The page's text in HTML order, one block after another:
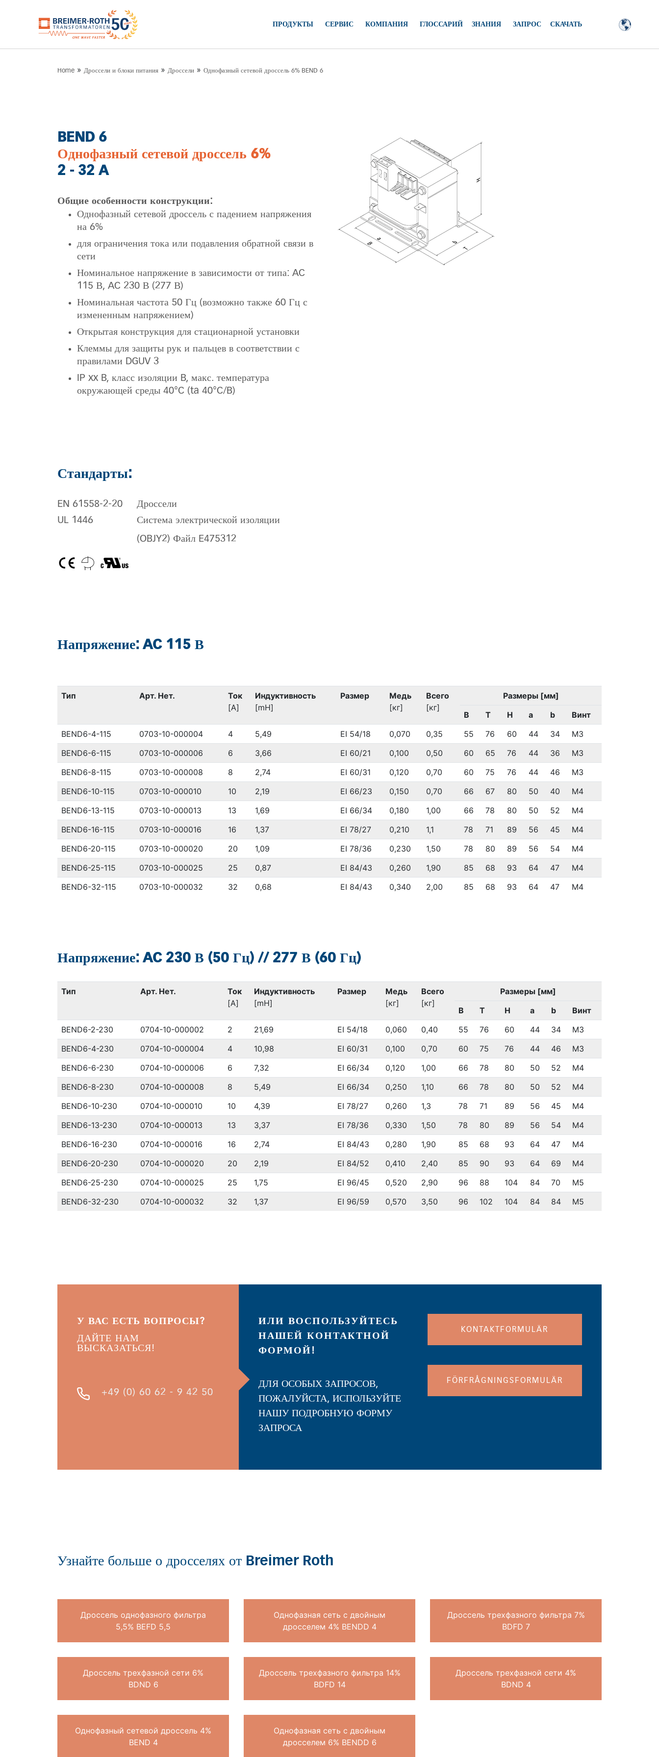
ПРОДУКТЫ СЕРВИС КОМПАНИЯ ГЛОССАРИЙ ЗНАНИЯ ЗАПРОС СКАЧАТЬ
Home » Дроссели и блоки питания » Дроссели » Однофазный сетевой дроссель 6% BEND 6
BEND 6
Однофазный сетевой дроссель 6%
2 - 32 A
Общие особенности конструкции:
Однофазный сетевой дроссель с падением напряжения
на 6%
для ограничения тока или подавления обратной связи в
сети
Номинальное напряжение в зависимости от типа: AC
115 В, AC 230 В (277 В)
Номинальная частота 50 Гц (возможно также 60 Гц с
измененным напряжением)
Открытая конструкция для стационарной установки
Клеммы для защиты рук и пальцев в соответствии с
правилами DGUV 3
IP xx B, класс изоляции B, макс. температура
окружающей среды 40°C (ta 40°C/B)
Стандарты:
EN 61558-2-20
Дроссели
UL 1446
Система электрической изоляции
(OBJY2) Файл E475312
Напряжение: AC 115 В
Тип Арт. Нет.
Ток
[A]
Индуктивность
[mH]
Размер
Медь
[кг]
Всего
[кг]
Размеры [мм]
B
T H a b
Винт
BEND6-4-115
0703-10-000004 4 5,49 EI 54/18 0,070 0,35 55 76 60 44 34
M3
BEND6-6-115
0703-10-000006 6 3,66 EI 60/21 0,100 0,50 60 65 76 44 36
M3
BEND6-8-115
0703-10-000008 8 2,74 EI 60/31 0,120 0,70 60 75 76 44 46
M3
BEND6-10-115
0703-10-000010 10 2,19 EI 66/23 0,150 0,70 66 67 80 50 40
M4
BEND6-13-115
0703-10-000013 13 1,69 EI 66/34 0,180 1,00 66 78 80 50 52
M4
BEND6-16-115
0703-10-000016 16 1,37 EI 78/27 0,210 1,1 78 71 89 56 45
M4
BEND6-20-115
0703-10-000020 20 1,09 EI 78/36 0,230 1,50 78 80 89 56 54
M4
BEND6-25-115
0703-10-000025 25 0,87 EI 84/43 0,260 1,90 85 68 93 64 47
M4
BEND6-32-115
0703-10-000032 32 0,68 EI 84/43 0,340 2,00 85 68 93 64 47 M4
Напряжение: AC 230 В (50 Гц) // 277 В (60 Гц)
Тип Арт. Нет.
Ток
[A]
Индуктивность
[mH]
Размер
Медь
[кг]
Всего
[кг]
Размеры [мм]
B
T H a b
Винт
BEND6-2-230
0704-10-000002 2 21,69 EI 54/18 0,060 0,40 55 76 60 44 34
M3
BEND6-4-230
0704-10-000004 4 10,98 EI 60/31 0,100 0,70 60 75 76 44 46
M3
BEND6-6-230
0704-10-000006 6 7,32 EI 66/34 0,120 1,00 66 78 80 50 52
M4
BEND6-8-230
0704-10-000008 8 5,49 EI 66/34 0,250 1,10 66 78 80 50 52
M4
BEND6-10-230
0704-10-000010 10 4,39 EI 78/27 0,260 1,3 78 71 89 56 45
M4
BEND6-13-230
0704-10-000013 13 3,37 EI 78/36 0,330 1,50 78 80 89 56 54
M4
BEND6-16-230
0704-10-000016 16 2,74 EI 84/43 0,280 1,90 85 68 93 64 47
M4
BEND6-20-230
0704-10-000020 20 2,19 EI 84/52 0,410 2,40 85 90 93 64 69
M4
BEND6-25-230
0704-10-000025 25 1,75 EI 96/45 0,520 2,90 96 88 104 84 70
M5
BEND6-32-230
0704-10-000032 32 1,37 EI 96/59 0,570 3,50 96 102 104 84 84 M5
У ВАС ЕСТЬ ВОПРОСЫ?
ДАЙТЕ НАМ
ВЫСКАЗАТЬСЯ!
+49 (0) 60 62 - 9 42 50
ИЛИ ВОСПОЛЬЗУЙТЕСЬ
НАШЕЙ КОНТАКТНОЙ
ФОРМОЙ!
ДЛЯ ОСОБЫХ ЗАПРОСОВ,
ПОЖАЛУЙСТА, ИСПОЛЬЗУЙТЕ
НАШУ ПОДРОБНУЮ ФОРМУ
ЗАПРОСА
KONTAKTFORMULÄR
FÖRFRÅGNINGSFORMULÄR
Узнайте больше о дросселях от Breimer Roth
Дроссель однофазного фильтра
5,5% BEFD 5,5
Однофазная сеть с двойным
дросселем 4% BENDD 4
Дроссель трехфазного фильтра 7%
BDFD 7
Дроссель трехфазной сети 6%
BDND 6
Дроссель трехфазного фильтра 14%
BDFD 14
Дроссель трехфазной сети 4%
BDND 4
Однофазный сетевой дроссель 4%
BEND 4
Однофазная сеть с двойным
дросселем 6% BENDD 6